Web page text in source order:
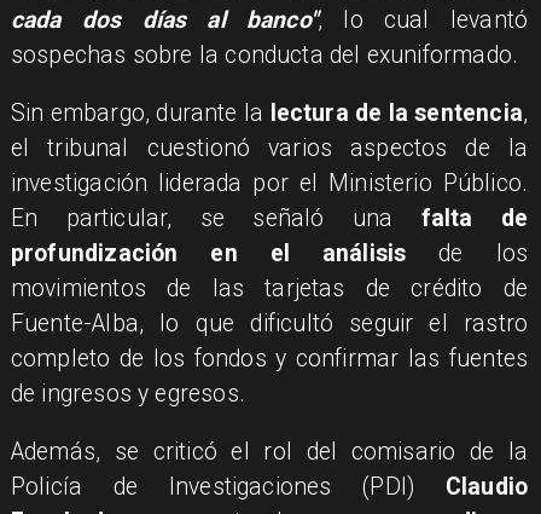
cada dos días al banco", lo cual levantó
sospechas sobre la conducta del exuniformado.
Sin embargo, durante la lectura de la sentencia,
el tribunal cuestionó varios aspectos de la
investigación liderada por el Ministerio Público.
En particular, se señaló una falta de
profundización en el análisis de los
movimientos de las tarjetas de crédito de
Fuente-Alba, lo que dificultó seguir el rastro
completo de los fondos y confirmar las fuentes
de ingresos y egresos.
Además, se criticó el rol del comisario de la
Policía de Investigaciones (PDI) Claudio